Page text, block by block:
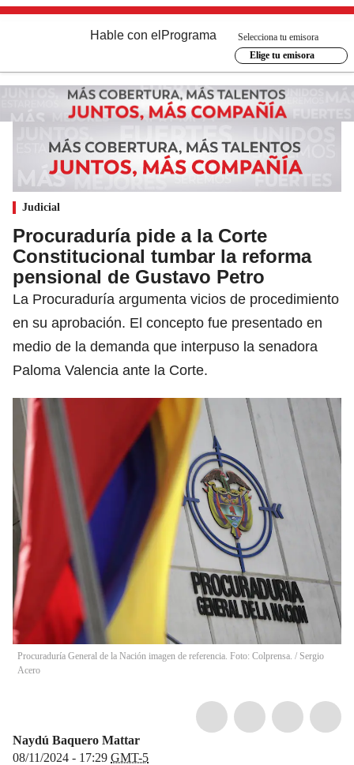
Hable con el Programa
Selecciona tu emisora
Elige tu emisora
Judicial
Procuraduría pide a la Corte
Constitucional tumbar la reforma
pensional de Gustavo Petro
La Procuraduría argumenta vicios de procedimiento
en su aprobación. El concepto fue presentado en
medio de la demanda que interpuso la senadora
Paloma Valencia ante la Corte.
Procuraduría General de la Nación imagen de referencia. Foto: Colprensa. / Sergio
Acero
Naydú Baquero Mattar
08/11/2024 - 17:29 GMT-5